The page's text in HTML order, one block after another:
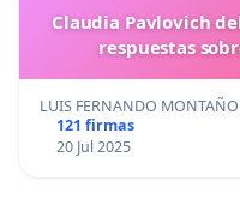
Claudia Pavlovich
respuestas
LUIS FERNANDO
121 firmas
20 Jul 2025